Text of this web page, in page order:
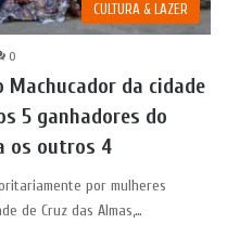
CULTURA & LAZER
0
Machucador da cidade
5 ganhadores do
os outros 4
por mulheres
de Cruz das Almas,…